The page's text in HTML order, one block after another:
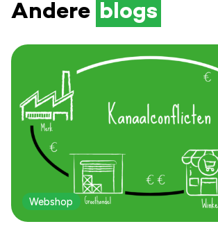
Andere blogs
Webshop